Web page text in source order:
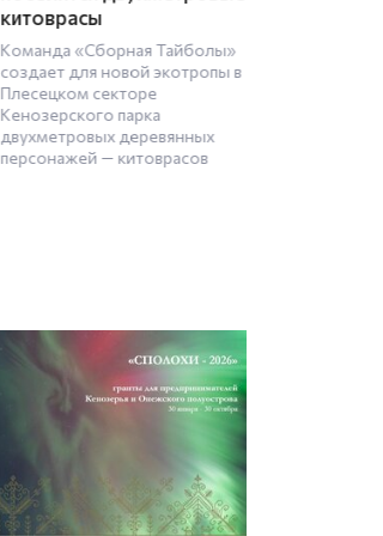
дорожками
В юбилейном для Каргополя
году на улице Ленинградской
начнется строительство
плавательного бассейна.